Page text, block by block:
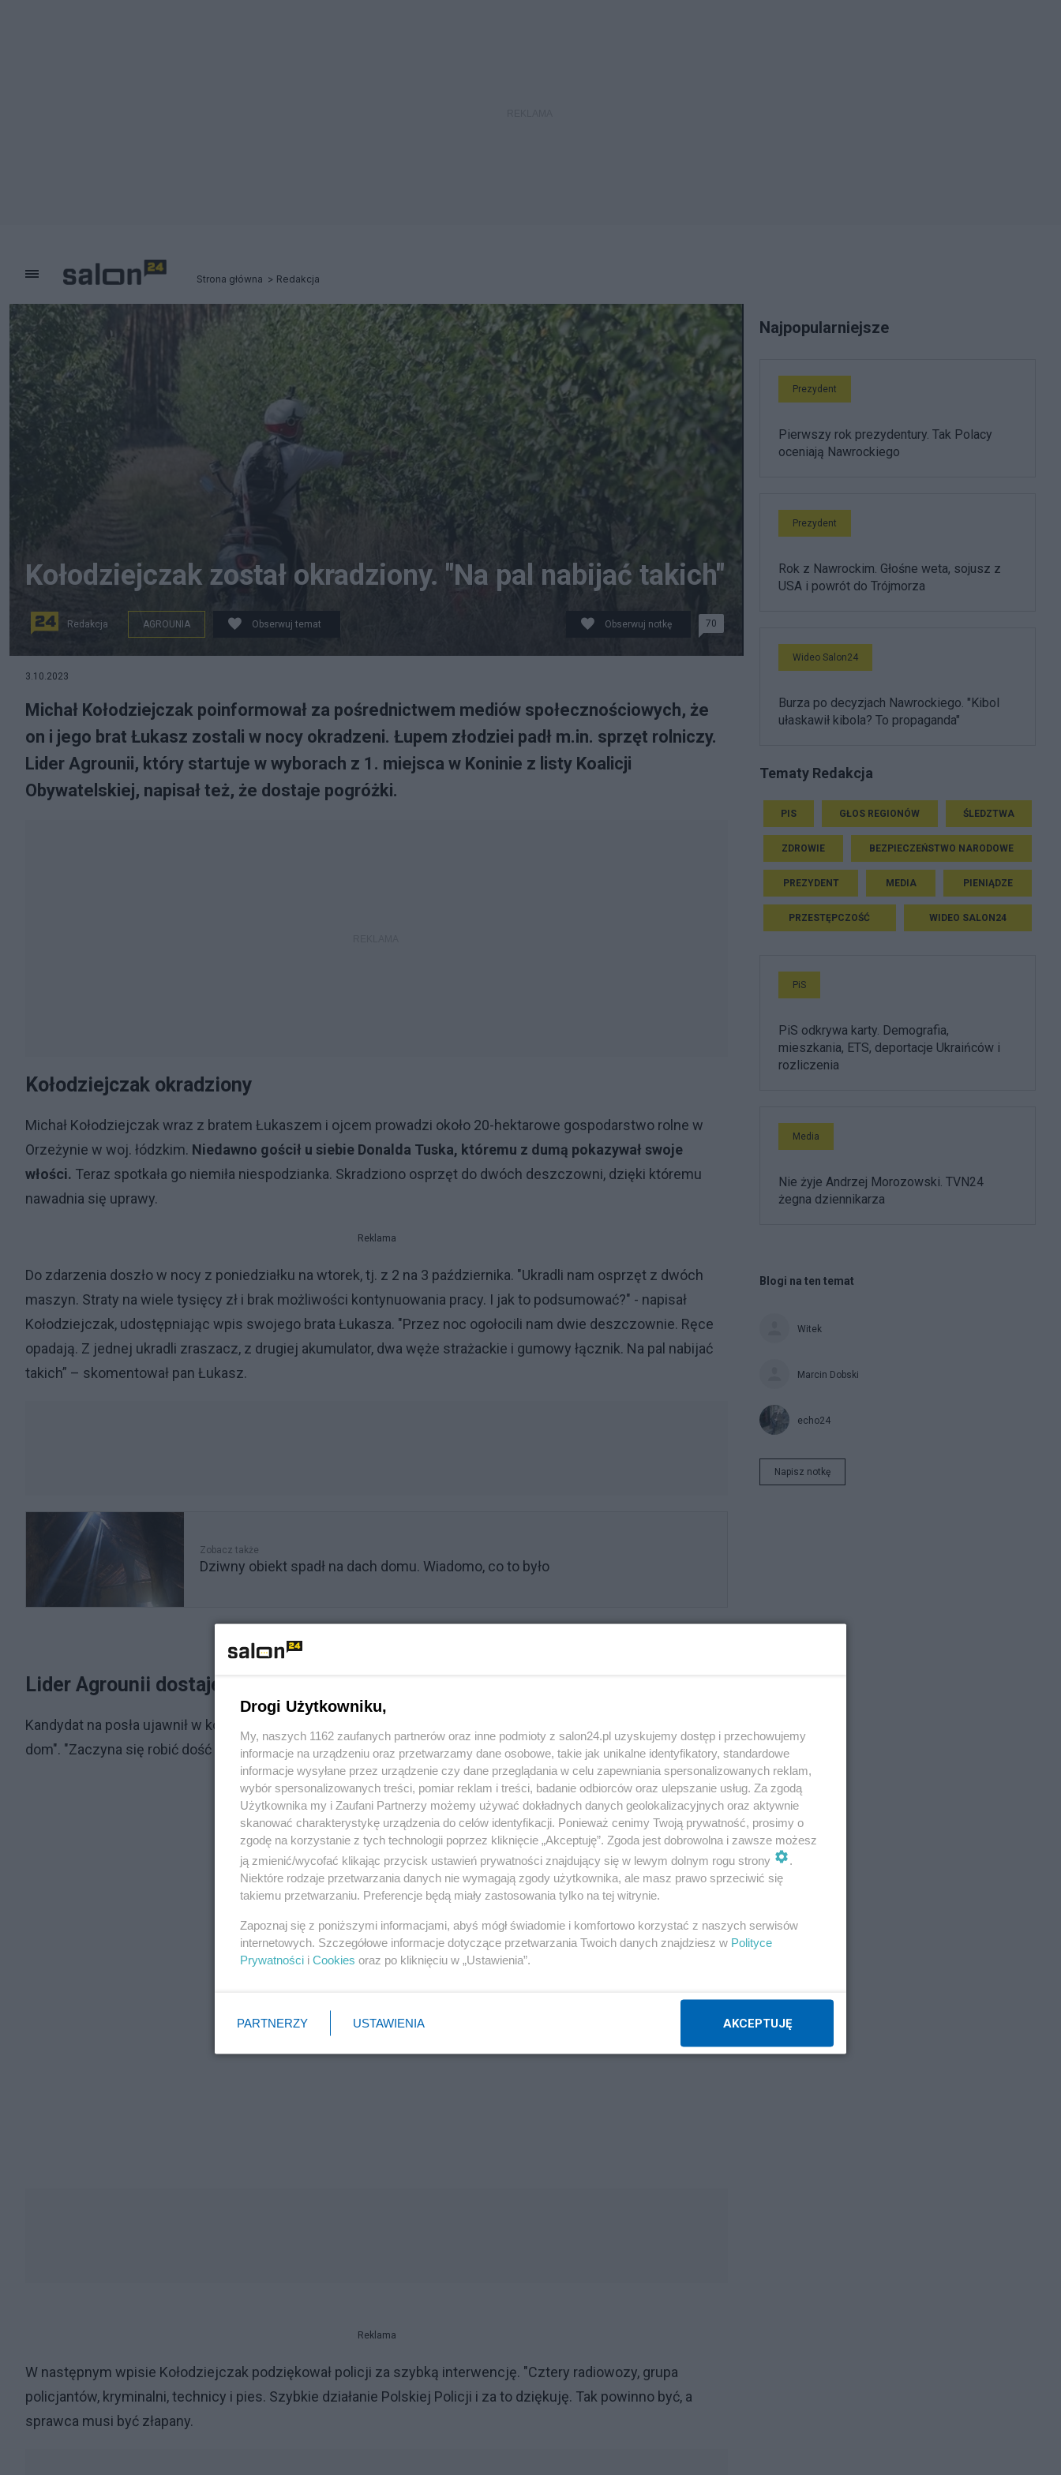
Strona główna Redakcja
Kołodziejczak został okradziony. "Na pal nabijać takich"
Redakcja AGROUNIA Obserwuj temat Obserwuj notkę 70
3.10.2023
Michał Kołodziejczak poinformował za pośrednictwem mediów społecznościowych, że
on i jego brat Łukasz zostali w nocy okradzeni. Łupem złodziei padł m.in. sprzęt rolniczy.
Lider Agrounii, który startuje w wyborach z 1. miejsca w Koninie z listy Koalicji
Obywatelskiej, napisał też, że dostaje pogróżki.
Kołodziejczak okradziony
Michał Kołodziejczak wraz z bratem Łukaszem i ojcem prowadzi około 20-hektarowe gospodarstwo rolne w
Orzeżynie w woj. łódzkim. Niedawno gościł u siebie Donalda Tuska, któremu z dumą pokazywał swoje
włości. Teraz spotkała go niemiła niespodzianka. Skradziono osprzęt do dwóch deszczowni, dzięki któremu
nawadnia się uprawy.
Reklama
Do zdarzenia doszło w nocy z poniedziałku na wtorek, tj. z 2 na 3 października. "Ukradli nam osprzęt z dwóch
maszyn. Straty na wiele tysięcy zł i brak możliwości kontynuowania pracy. I jak to podsumować?" - napisał
Kołodziejczak, udostępniając wpis swojego brata Łukasza. "Przez noc ogołocili nam dwie deszczownie. Ręce
opadają. Z jednej ukradli zraszacz, z drugiej akumulator, dwa węże strażackie i gumowy łącznik. Na pal nabijać
takich” – skomentował pan Łukasz.
Zobacz także
Dziwny obiekt spadł na dach domu. Wiadomo, co to było
Lider Agrounii dostaje pogróżki
Kandydat na posła ujawnił w kolejnym poście treść wiadomości, którą otrzymał. "Obserwujemy was i wasz
dom". "Zaczyna się robić dość brutalnie" – skomentował.
Reklama
W następnym wpisie Kołodziejczak podziękował policji za szybką interwencję. "Cztery radiowozy, grupa
policjantów, kryminalni, technicy i pies. Szybkie działanie Polskiej Policji i za to dziękuję. Tak powinno być, a
sprawca musi być złapany.
Najpopularniejsze
Prezydent
Pierwszy rok prezydentury. Tak Polacy
oceniają Nawrockiego
Prezydent
Rok z Nawrockim. Głośne weta, sojusz z
USA i powrót do Trójmorza
Wideo Salon24
Burza po decyzjach Nawrockiego. "Kibol
ułaskawił kibola? To propaganda"
Tematy Redakcja
PIS GŁOS REGIONÓW ŚLEDZTWA
ZDROWIE BEZPIECZEŃSTWO NARODOWE
PREZYDENT MEDIA PIENIĄDZE
PRZESTĘPCZOŚĆ WIDEO SALON24
PiS
PiS odkrywa karty. Demografia,
mieszkania, ETS, deportacje Ukraińców i
rozliczenia
Media
Nie żyje Andrzej Morozowski. TVN24
żegna dziennikarza
Blogi na ten temat
Witek
Marcin Dobski
echo24
Napisz notkę
Drogi Użytkowniku,
My, naszych 1162 zaufanych partnerów oraz inne podmioty z salon24.pl uzyskujemy dostęp i przechowujemy
informacje na urządzeniu oraz przetwarzamy dane osobowe, takie jak unikalne identyfikatory, standardowe
informacje wysyłane przez urządzenie czy dane przeglądania w celu zapewniania spersonalizowanych reklam,
wybór spersonalizowanych treści, pomiar reklam i treści, badanie odbiorców oraz ulepszanie usług. Za zgodą
Użytkownika my i Zaufani Partnerzy możemy używać dokładnych danych geolokalizacyjnych oraz aktywnie
skanować charakterystykę urządzenia do celów identyfikacji. Ponieważ cenimy Twoją prywatność, prosimy o
zgodę na korzystanie z tych technologii poprzez kliknięcie „Akceptuję”. Zgoda jest dobrowolna i zawsze możesz
ją zmienić/wycofać klikając przycisk ustawień prywatności znajdujący się w lewym dolnym rogu strony
.
Niektóre rodzaje przetwarzania danych nie wymagają zgody użytkownika, ale masz prawo sprzeciwić się
takiemu przetwarzaniu. Preferencje będą miały zastosowania tylko na tej witrynie.
Zapoznaj się z poniższymi informacjami, abyś mógł świadomie i komfortowo korzystać z naszych serwisów
internetowych. Szczegółowe informacje dotyczące przetwarzania Twoich danych znajdziesz w Polityce
Prywatności i Cookies oraz po kliknięciu w „Ustawienia”.
PARTNERZY USTAWIENIA AKCEPTUJĘ